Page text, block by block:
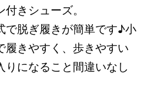
きシューズ。
で脱ぎ履きが簡単です♪小
履きやすく、歩きやすい
になること間違いなし